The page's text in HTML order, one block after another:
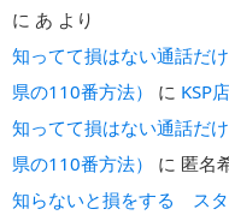
に あ より
知ってて損はない通話だ
県の110番方法）
に KSP
知ってて損はない通話だ
県の110番方法）
に 匿名
知らないと損をする ス